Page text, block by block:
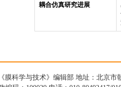
耦合仿真研究进展
膜科学与技术》编辑部 地址：北京市